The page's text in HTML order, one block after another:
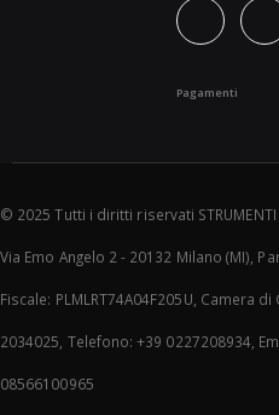
Pagamenti
© 2025 Tutti i diritti riservati STRUMENTI
Via Emo Angelo 2 - 20132 Milano (MI),
Fiscale: PLMLRT74A04F205U, Camera
2034025, Telefono: +39 0227208934,
08566100965